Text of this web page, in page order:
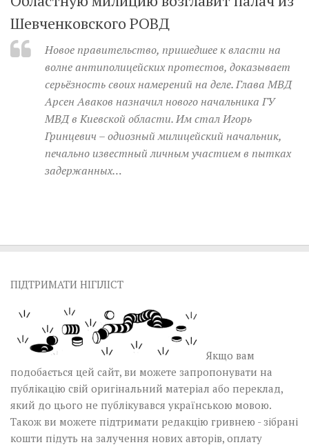
Шевченковского РОВД
Новое правительство, пришедшее к власти на
волне антиполицейских протестов, доказывает
серьёзность своих намерений на деле. Глава МВД
Арсен Аваков назначил нового начальника ГУ
МВД в Киевской области. Им стал Игорь
Гринцевич – одиозный милицейский начальник,
печально известный личным участием в пытках
задержанных…
ПІДТРИМАТИ НІГІЛІСТ
Якщо вам
подобається цей сайт, ви можете запропонувати на
публікацію свій оригінальний матеріал або переклад,
який до цього не публікувався українською мовою.
Також ви можете підтримати редакцію гривнею - зібрані
кошти підуть на залучення нових авторів, оплату